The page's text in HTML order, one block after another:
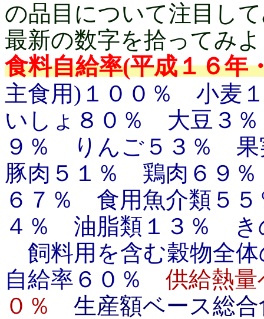
の品目について注目し
最新の数字を拾ってみ
食料自給率(平成１６年
主食用)１００％ 小麦
いしょ８０％ 大豆３
９％ りんご５３％
豚肉５１％ 鶏肉６９
６７％ 食用魚介類５
４％ 油脂類１３％ き
飼料用を含む穀物全
自給率６０％ 供給熱
０％ 生産額ベース総